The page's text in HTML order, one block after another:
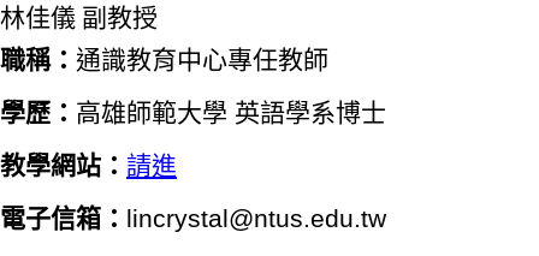
林佳儀 副教授
職稱： 通識教育中心專任教師
學歷： 高雄師範大學 英語學系博士
教學網站： 請進
電子信箱： lincrystal@ntus.edu.tw